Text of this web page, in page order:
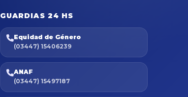
GUARDIAS 24 HS
Equidad de Género
(03447) 15406239
ANAF
(03447) 15497187